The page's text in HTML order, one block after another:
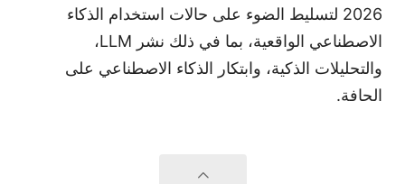
2026 لتسليط الضوء على حالات استخدام الذكاء
الاصطناعي الواقعية، بما في ذلك نشر LLM،
والتحليلات الذكية، وابتكار الذكاء الاصطناعي على
الحافة.